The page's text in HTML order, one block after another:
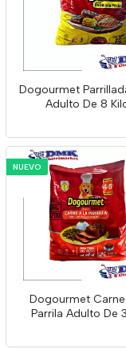
Dogourmet
Adulto De 8
NUEVO
Dogourmet Carne
Parrila Adulto De